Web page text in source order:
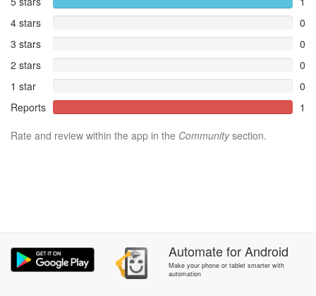
4 stars
0
3 stars
0
2 stars
0
1 star
0
Reports
1
Rate and review within the app in the Communitysection.
AutomateforAndroid
Make your phone or tablet smarter with
automation